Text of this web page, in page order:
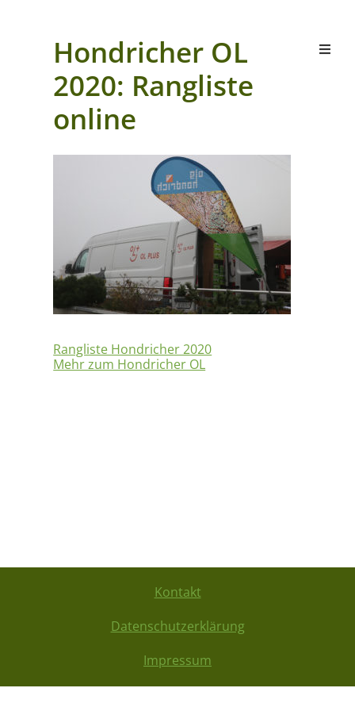
Hondricher OL
2020: Rangliste
online
Rangliste Hondricher 2020
Mehr zum Hondricher OL
Kontakt
Datenschutzerklärung
Impressum